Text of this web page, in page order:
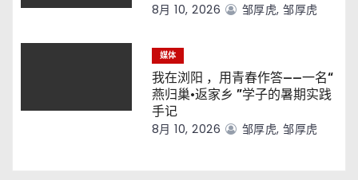
8月 10, 2026 邹厚虎, 邹厚虎
媒体
我在浏阳 ，用青春作答——一名“
燕归巢·返家乡 ”学子的暑期实践
手记
8月 10, 2026 邹厚虎, 邹厚虎